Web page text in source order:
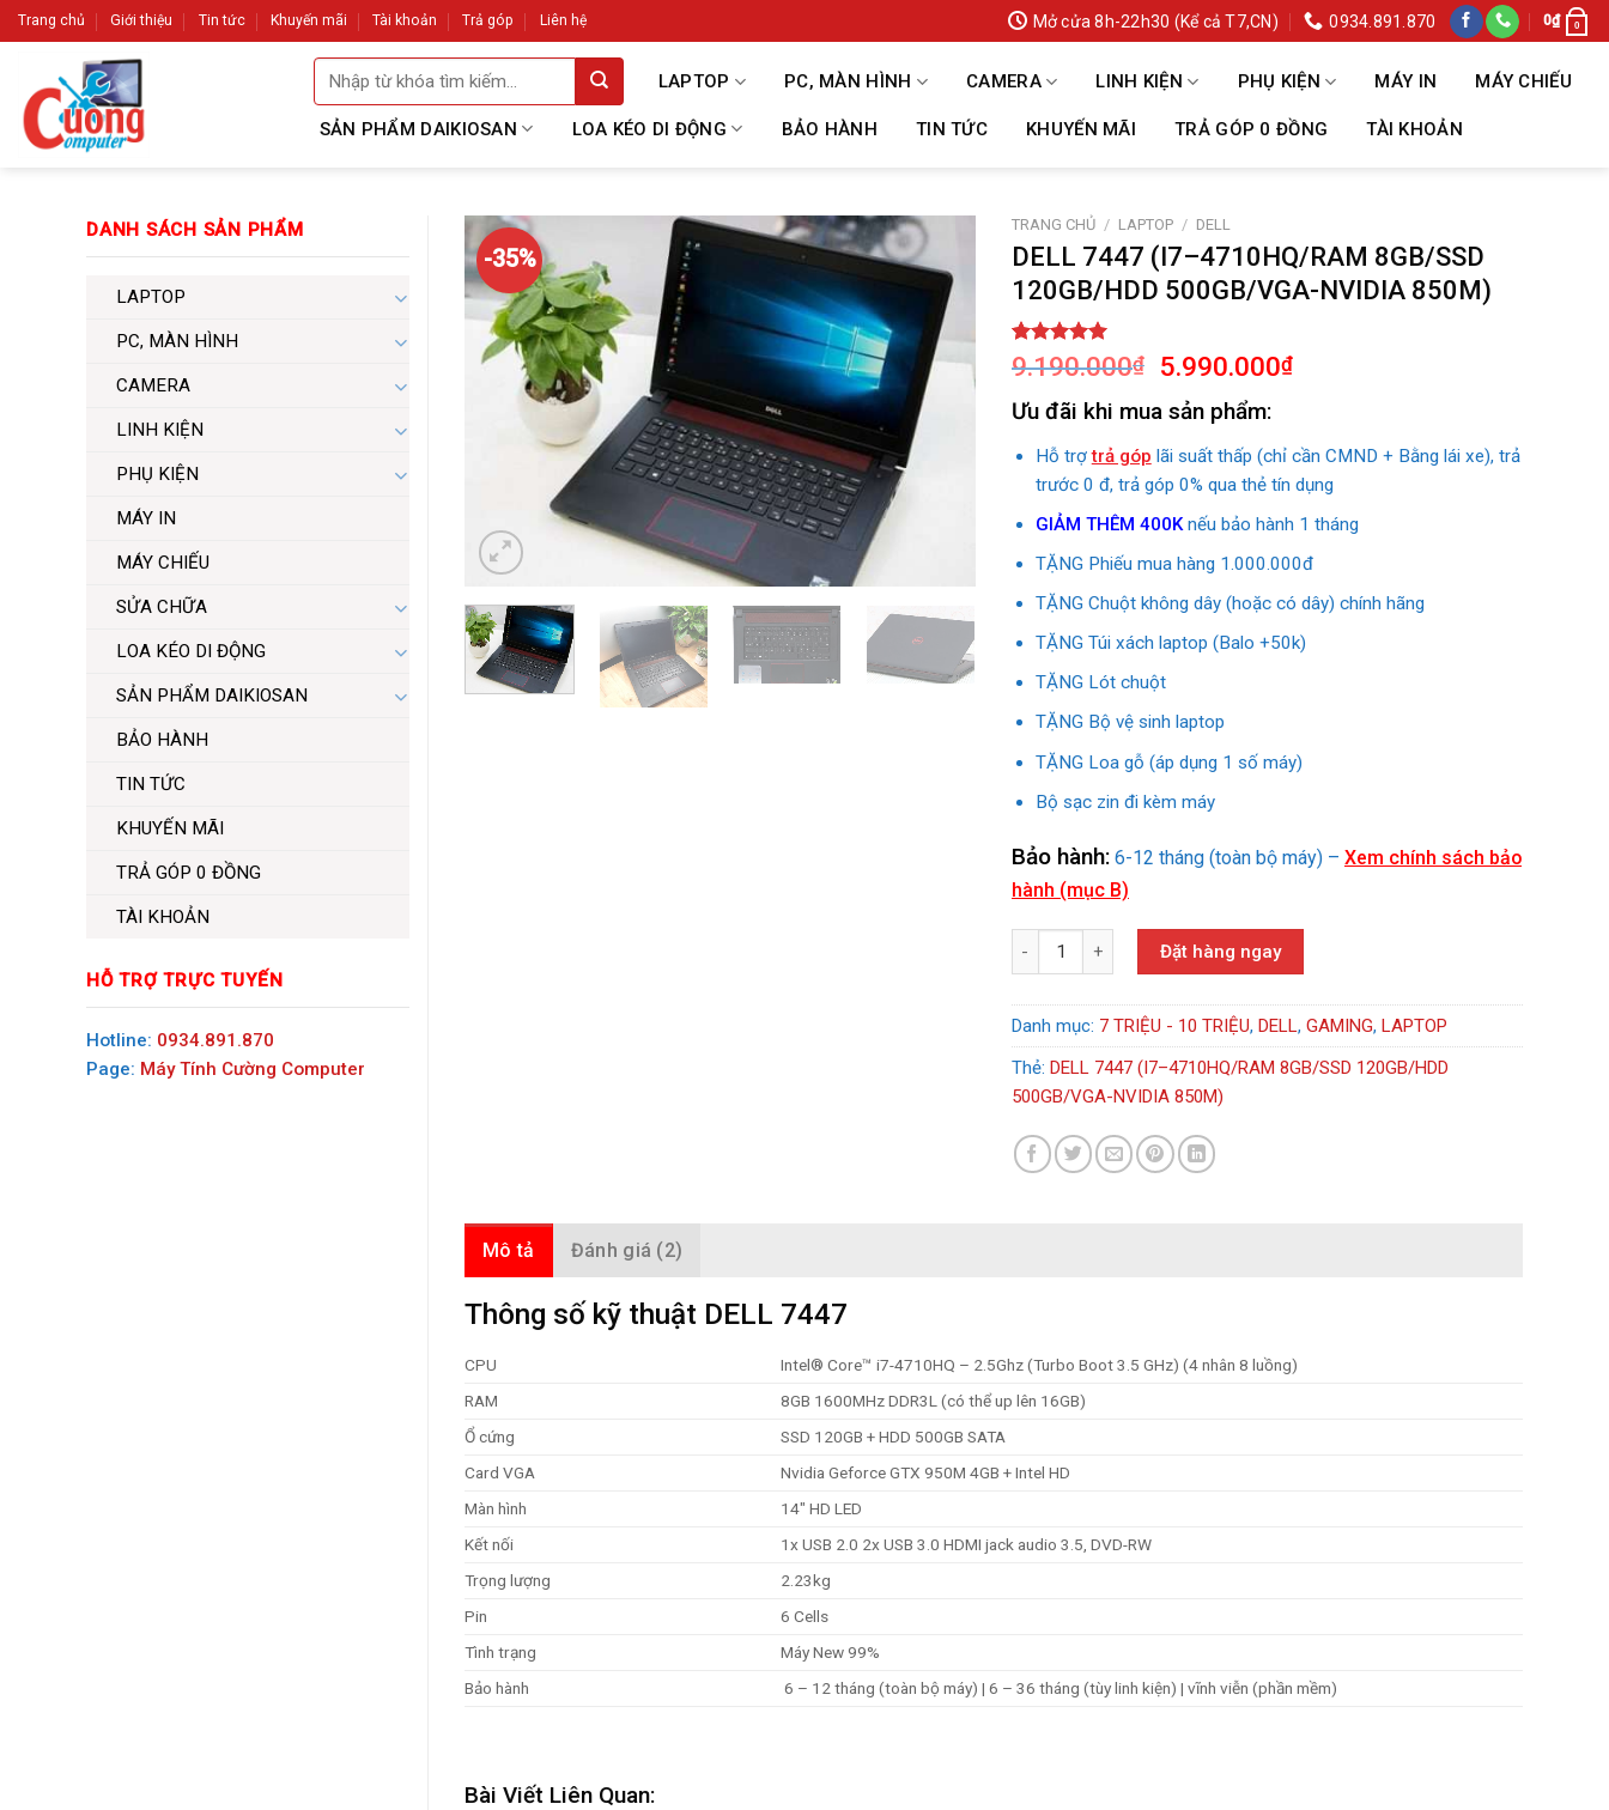
Skip
to
Trang chủ Giới thiệu Tin tức Khuyến mãi Tài khoản Trả góp Liên hệ Mở cửa 8h-22h30 (Kể cả T7,CN) 0934.891.870 0₫ 0
Tìm
kiếm:
LAPTOP PC, MÀN HÌNH CAMERA LINH KIỆN PHỤ KIỆN MÁY IN MÁY CHIẾU
SẢN PHẨM DAIKIOSAN LOA KÉO DI ĐỘNG BẢO HÀNH TIN TỨC KHUYẾN MÃI TRẢ GÓP 0 ĐỒNG TÀI KHOẢN
DANH SÁCH SẢN PHẨM
LAPTOP
PC, MÀN HÌNH
CAMERA
LINH KIỆN
PHỤ KIỆN
MÁY IN
MÁY CHIẾU
SỬA CHỮA
LOA KÉO DI ĐỘNG
SẢN PHẨM DAIKIOSAN
BẢO HÀNH
TIN TỨC
KHUYẾN MÃI
TRẢ GÓP 0 ĐỒNG
TÀI KHOẢN
HỖ TRỢ TRỰC TUYẾN
Hotline: 0934.891.870
Page: Máy Tính Cường Computer
-35%
TRANG CHỦ / LAPTOP / DELL
DELL 7447 (I7–4710HQ/RAM 8GB/SSD
120GB/HDD 500GB/VGA-NVIDIA 850M)
5.00 trên 5
dựa trên
2
đánh giá
9.190.000₫
Giá
gốc
là:
9.190.000₫.
5.990.000₫Giá
là:
5.990.000₫.
Ưu đãi khi mua sản phẩm:
Hỗ trợtrả góp lãi suất thấp (chỉ cần CMND + Bằng lái xe), trả
trước 0 đ, trả góp 0% qua thẻ tín dụng
GIẢM THÊM 400Knếu bảo hành 1 tháng
TẶNG Phiếu mua hàng 1.000.000đ
TẶNG Chuột không dây (hoặc có dây) chính hãng
TẶNG Túi xách laptop (Balo +50k)
TẶNG Lót chuột
TẶNG Bộ vệ sinh laptop
TẶNG Loa gỗ (áp dụng 1 số máy)
Bộ sạc zin đi kèm máy
Bảo hành: 6-12 tháng (toàn bộ máy) – Xem chính sách bảo
hành (mục B)
DELL 7447 (I7–4710HQ/RAM 8GB/SSD 120GB/HDD 500GB/VGA-NVIDIA 850M)
Đặt hàng ngay
Danh mục: 7 TRIỆU - 10 TRIỆU, DELL, GAMING, LAPTOP
Thẻ: DELL 7447 (I7–4710HQ/RAM 8GB/SSD 120GB/HDD
500GB/VGA-NVIDIA 850M)
Mô tả Đánh giá (2)
Thông số kỹ thuật DELL 7447
CPU
Intel® Core™ i7-4710HQ – 2.5Ghz (Turbo Boot 3.5 GHz) (4 nhân 8 luồng)
RAM
8GB 1600MHz DDR3L (có thể up lên 16GB)
Ổ cứng
SSD 120GB + HDD 500GB SATA
Card VGA
Nvidia Geforce GTX 950M 4GB + Intel HD
Màn hình
14″ HD LED
Kết nối
1x USB 2.0 2x USB 3.0 HDMI jack audio 3.5, DVD-RW
Trọng lượng
2.23kg
Pin
6 Cells
Tình trạng
Máy New 99%
Bảo hành
6 – 12 tháng (toàn bộ máy) | 6 – 36 tháng (tùy linh kiện) | vĩnh viễn (phần mềm)
Bài Viết Liên Quan: